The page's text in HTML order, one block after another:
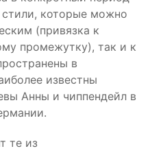
стили, которые можно
(привязка к
промежутку), так и к
в
известны
Анны и чиппендейл в
те из